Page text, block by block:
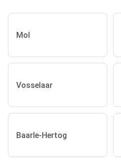
Mol
Vosselaar
Baarle-Hertog